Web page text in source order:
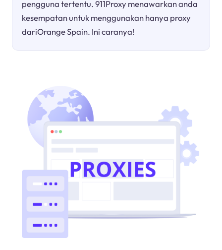
pengguna tertentu. 911Proxy menawarkan anda
kesempatan untuk menggunakan hanya proxy
dariOrange Spain. Ini caranya!